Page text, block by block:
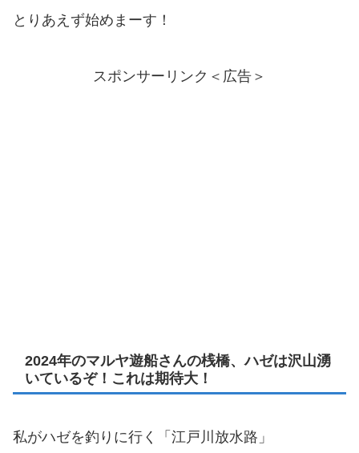
とりあえず始めまーす！
スポンサーリンク＜広告＞
2024年のマルヤ遊船さんの桟橋、ハゼは沢山湧
いているぞ！これは期待大！
私がハゼを釣りに行く「江戸川放水路」